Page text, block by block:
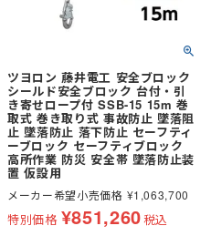
ツヨロン 藤井電工 安全ブロック
シールド安全ブロック 台付・引
き寄せロープ付 SSB-15 15m 巻
取式 巻き取り式 事故防止 墜落阻
止 墜落防止 落下防止 セーフティ
ーブロック セーフティブロック
高所作業 防災 安全帯 墜落防止装
置 仮設用
メーカー希望小売価格 ¥1,063,700
特別価格 ¥851,260税込